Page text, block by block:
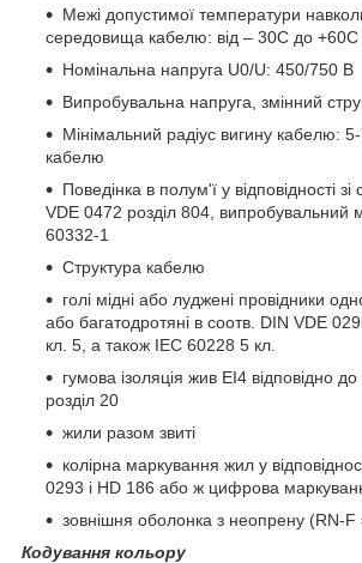
Межі допустимої температури
середовища кабелю: від – 30С до +60С
Номінальна напруга U0/U: 450/750 B
Випробувальна напруга, змінний
Мінімальний радіус вигину кабелю:
кабелю
Поведінка в полум'ї у відповідності
VDE 0472 розділ 804, випробувальний
60332-1
Структура кабелю
голі мідні або луджені провідники
або багатодротяні в соотв. DIN VDE
кл. 5, а також IEC 60228 5 кл.
гумова ізоляція жив EI4 відповідно
розділ 20
жили разом звиті
колірна маркування жил у
0293 і HD 186 або ж цифрова
зовнішня оболонка з неопрену (RN-
Кодування кольору